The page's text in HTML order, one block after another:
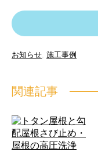
お知らせ 施工事例
関連記事